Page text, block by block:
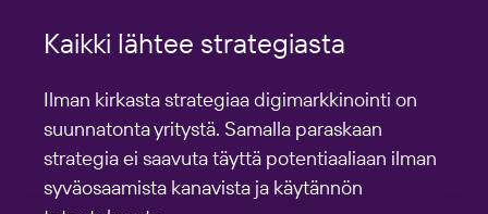
Kaikki lähtee strategiasta
Ilman kirkasta strategiaa digimarkkinointi on
suunnatonta yritystä. Samalla paraskaan
strategia ei saavuta täyttä potentiaaliaan ilman
syväosaamista kanavista ja käytännön